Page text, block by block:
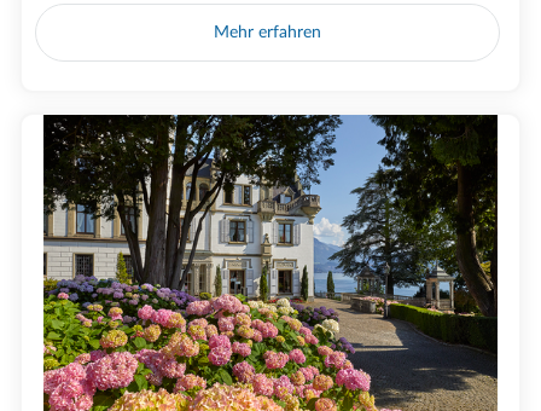
Mehr erfahren